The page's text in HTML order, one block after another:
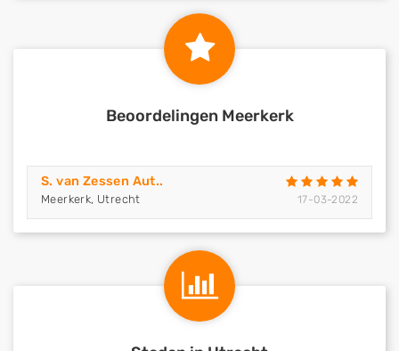
Beoordelingen Meerkerk
S. van Zessen Aut..
Meerkerk, Utrecht 17-03-2022